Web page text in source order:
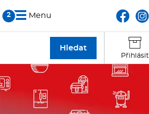
Přihlásit
Menu